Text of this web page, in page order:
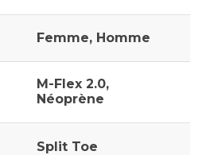
Femme, Homme
M-Flex 2.0,
Néoprène
Split Toe